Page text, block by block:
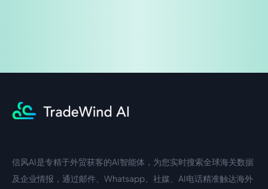
中文入口
信风AI是专精于外贸获客的AI智能体，为您实时搜索全球海关数据
及企业情报，通过邮件、Whatsapp、社媒、AI电话精准触达海外